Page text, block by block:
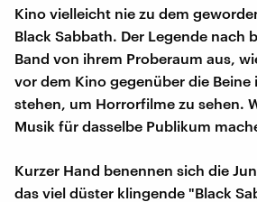
Kino vielleicht nie zu dem
Black Sabbath. Der Legende nach
Band von ihrem Proberaum aus,
vor dem Kino gegenüber die Beine
stehen, um Horrorfilme zu sehen.
Musik für dasselbe Publikum
Kurzer Hand benennen sich die
das viel düster klingende "Black